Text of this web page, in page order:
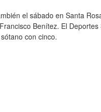
el sábado en Santa
Benítez. El Deportes
con cinco.